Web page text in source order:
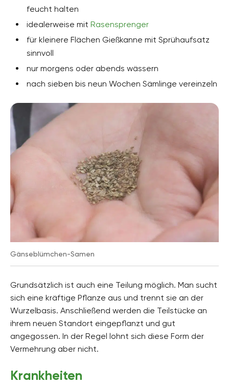
feucht halten
idealerweise mit Rasensprenger
für kleinere Flächen Gießkanne mit Sprühaufsatz
sinnvoll
nur morgens oder abends wässern
nach sieben bis neun Wochen Sämlinge vereinzeln
Gänseblümchen-Samen
Grundsätzlich ist auch eine Teilung möglich. Man sucht
sich eine kräftige Pflanze aus und trennt sie an der
Wurzelbasis. Anschließend werden die Teilstücke an
ihrem neuen Standort eingepflanzt und gut
angegossen. In der Regel lohnt sich diese Form der
Vermehrung aber nicht.
Krankheiten